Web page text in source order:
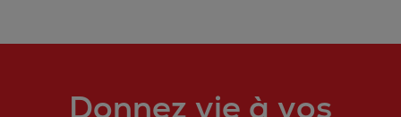
Donnez vie à vos